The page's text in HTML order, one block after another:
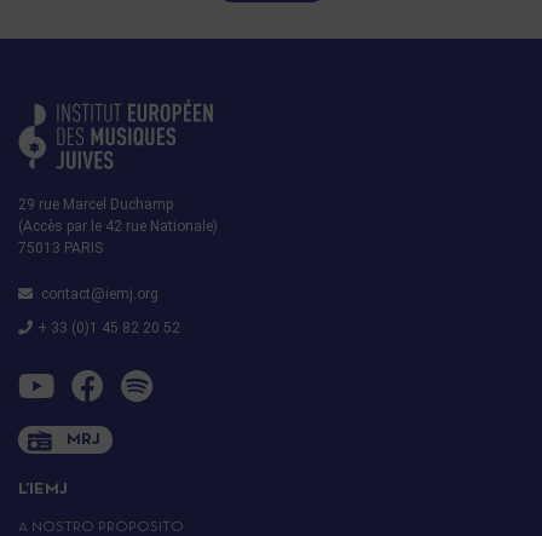
29 rue Marcel Duchamp
(Accès par le 42 rue Nationale)
75013 PARIS
contact@iemj.org
+ 33 (0)1 45 82 20 52
MRJ
L’IEMJ
A NOSTRO PROPOSITO